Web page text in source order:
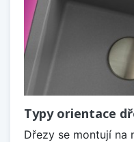
Typy orientace
Dřezy se montují na